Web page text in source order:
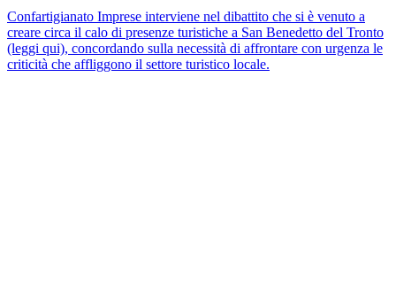
Confartigianato Imprese interviene nel dibattito che si è venuto a
creare circa il calo di presenze turistiche a San Benedetto del Tronto
(leggi qui), concordando sulla necessità di affrontare con urgenza le
criticità che affliggono il settore turistico locale.